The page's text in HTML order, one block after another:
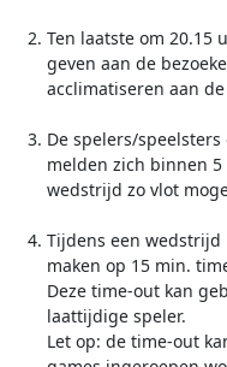
Ten laatste om
geven aan de
acclimatiseren aan
De spelers/
melden zich binnen
wedstrijd zo vlot
Tijdens een wedstrijd
maken op 15 min.
Deze time-out kan
laattijdige speler.
Let op: de time-out